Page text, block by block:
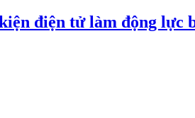
điện tử làm động lực